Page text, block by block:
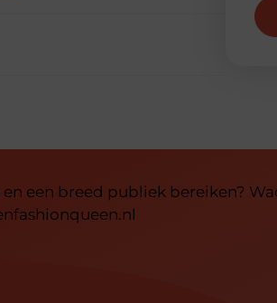
een breed publiek bereiken?